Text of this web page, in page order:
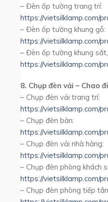
– Đèn ốp tường trang trí:
https://vietsilklamp.com/
– Đèn ốp tường khung gỗ:
https://vietsilklamp.com/
– Đèn ốp tường khung
https://vietsilklamp.com/
8. Chụp đèn vải – Chao
– Chụp đèn vải trang trí:
https://vietsilklamp.com/
– Chụp đèn bàn:
https://vietsilklamp.com/
– Chụp đèn vải nhà hàng:
https://vietsilklamp.com/
– Chụp đèn phòng khách
https://vietsilklamp.com/
– Chụp đèn phòng tiếp